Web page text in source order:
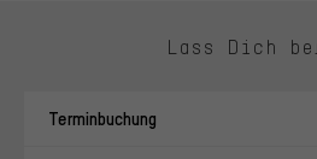
Lass Dich
Terminbuchung